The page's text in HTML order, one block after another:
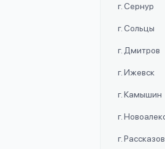
г. Сернур
г. Сольцы
г. Дмитров
г. Ижевск
г. Камышин
г.
г.